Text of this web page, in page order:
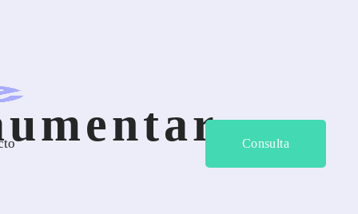
Consulta